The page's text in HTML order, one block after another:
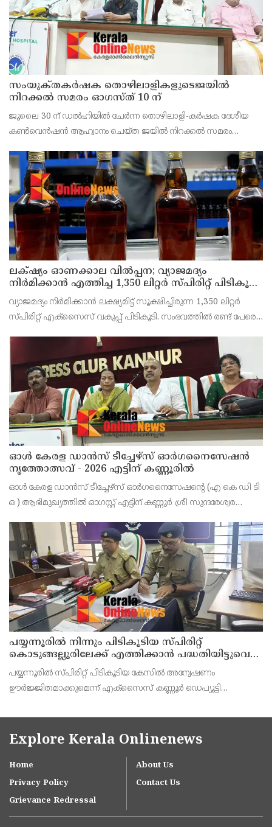
സംയുക്‌തകർഷക തൊഴിലാളികളുടെജയിൽ
നിറക്കൽ സമരം ഓഗസ്ത് 10 ന്
ജൂലൈ 30 ന് ഡൽഹിയിൽ ചേർന്ന തൊഴിലാളി-കർഷക ദേശീയ
കൺവെൻഷൻ ആഹ്വാനം ചെയ്ത ജയിൽ നിറക്കൽ സമരം
തൊഴിലാളി സംഘടനകളുടെ സംയുക്ത ജില്ലാ സമിതി
തീരുമാനിച്ചു.ഇതിന്റെ ഭാഗമായ
ലക്‌ഷ്യം ഓണക്കാല വിൽപ്പന; വ്യാജമദ്യം
നിർമിക്കാൻ എത്തിച്ച 1,350 ലിറ്റർ സ്പിരിറ്റ് പിടികൂടി;
രണ്ട് പേർ അറസ്റ്റിൽ
വ്യാജമദ്യം നിർമിക്കാൻ ലക്ഷ്യമിട്ട് സൂക്ഷിച്ചിരുന്ന 1,350 ലിറ്റർ
സ്പിരിറ്റ് എക്സൈസ് വകുപ്പ് പിടികൂടി. സംഭവത്തിൽ രണ്ട് പേരെ
കോട്ടക്കുളങ്ങരയിലെ ഹോളോബ്രിക
ഓൾ കേരള ഡാൻസ് ടീച്ചേഴ്സ് ഓർഗനൈസേഷൻ
നൃത്തോത്സവ് - 2026 എട്ടിന് കണ്ണൂരിൽ
ഓൾ കേരള ഡാൻസ് ടീച്ചേഴ്സ് ഓർഗനൈസേഷൻ്റെ (എ കെ ഡി ടി
ഒ ) ആഭിമുഖ്യത്തിൽ ഓഗസ്റ്റ് എട്ടിന് കണ്ണുർ ശ്രീ സുന്ദരേശ്വര
സംഘാടകർ കണ്ണൂർ പ്രസ് ക്ളബ്ബിൽ വാർത്താ സമ
പയ്യന്നൂരിൽ നിന്നും പിടികൂടിയ സ്പിരിറ്റ്
കൊടുങ്ങല്ലൂരിലേക്ക് എത്തിക്കാൻ പദ്ധതിയിട്ടുവെന്ന്
എക്സൈസ് ഡെപ്യൂട്ടി കമ്മിഷണർ
പയ്യന്നൂരിൽ സ്പിരിറ്റ് പിടികൂടിയ കേസിൽ അന്വേഷണം
ഊർജ്ജിതമാക്കുമെന്ന് എക്സൈസ് കണ്ണൂർ ഡെപ്യൂട്ടി
കമ്മീഷണർ പി. സജിത്ത് കുമാർ എന്നിവർ കണ്ണൂരിൽവാർത്താ
സമ്മേളനത്
Explore Kerala Onlinenews
Home
About Us
Privacy Policy
Contact Us
Grievance Redressal